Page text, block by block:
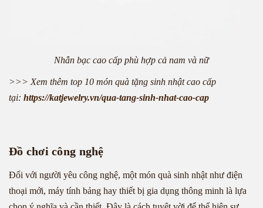
Nhẫn bạc cao cấp phù hợp cả nam và nữ
>>> Xem thêm top 10 món quà tặng sinh nhật cao cấp
tại: https://katjewelry.vn/qua-tang-sinh-nhat-cao-cap
Đồ chơi công nghệ
Đối với người yêu công nghệ, một món quà sinh nhật như điện
thoại mới, máy tính bảng hay thiết bị gia dụng thông minh là lựa